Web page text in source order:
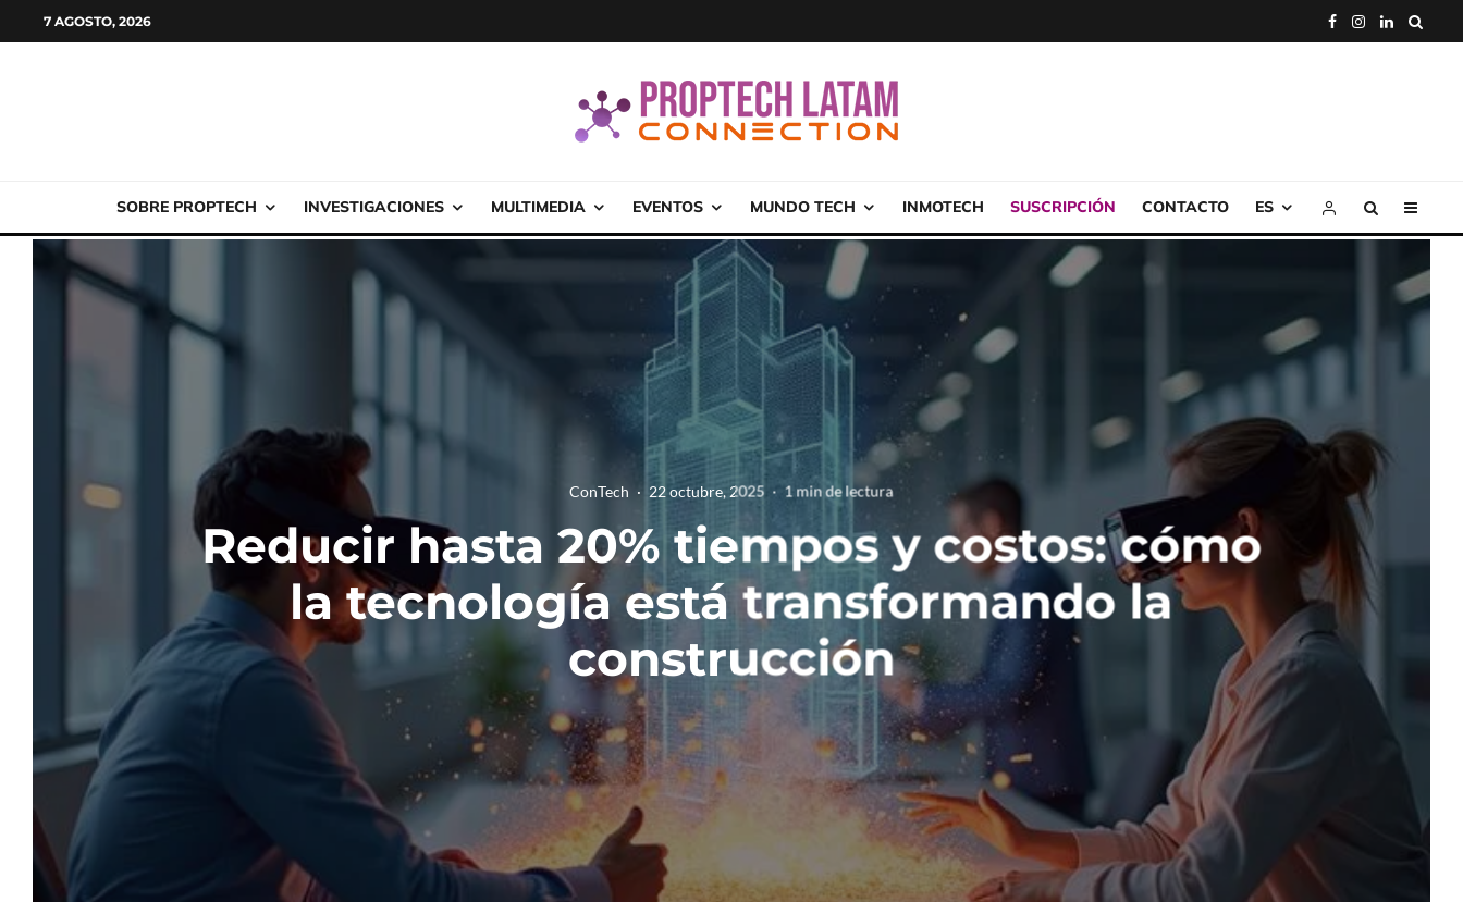
7 AGOSTO, 2026
SOBRE PROPTECH INVESTIGACIONES MULTIMEDIA EVENTOS MUNDO TECH INMOTECH SUSCRIPCIÓN CONTACTO ES
ConTech · 22 octubre, 2025 · 1 min de lectura
Reducir hasta 20% tiempos y costos: cómo
la tecnología está transformando la
construcción